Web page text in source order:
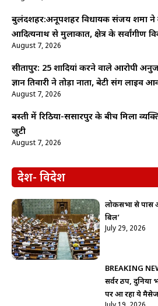
बुलंदशहर:अनूपशहर विधायक संजय शर्मा ने
आदित्यनाथ से मुलाकात, क्षेत्र के सर्वांगीण
August 7, 2026
सीतापुर: 25 शादियां करने वाले आरोपी अनुज
ज्ञान तिवारी ने तोड़ा नाता, बेटी संग लाइव
August 7, 2026
बस्ती में रिठिया-ससारपुर के बीच मिला
जुटी
August 7, 2026
देश- विदेश
लोकसभा से पास
बिल’
July 29, 2026
BREAKING
सर्वर ठप, दुनिया
पर आ रहा ये मैसेज